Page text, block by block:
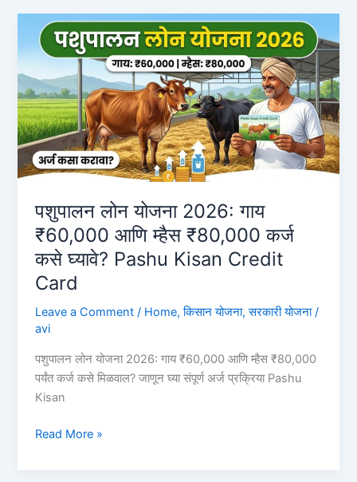
लोन
2026:
आता
ग्राहकांना
त्वरित
मिळणार
₹1
लाखांपर्यंतचे
कर्ज!
ऑनलाईन
अर्ज
करण्याची
सोपी
BOB
Instant
Personal
Loan
पशुपालन लोन योजना 2026: गाय
₹60,000 आणि म्हैस ₹80,000 कर्ज
कसे घ्यावे? Pashu Kisan Credit
Card
Leave a Comment / Home,किसान योजना,सरकारी योजना/
avi
पशुपालन लोन योजना 2026: गाय ₹60,000 आणि म्हैस ₹80,000
पर्यंत कर्ज कसे मिळवाल? जाणून घ्या संपूर्ण अर्ज प्रक्रिया Pashu
Kisan
पशुपालन
Read More »